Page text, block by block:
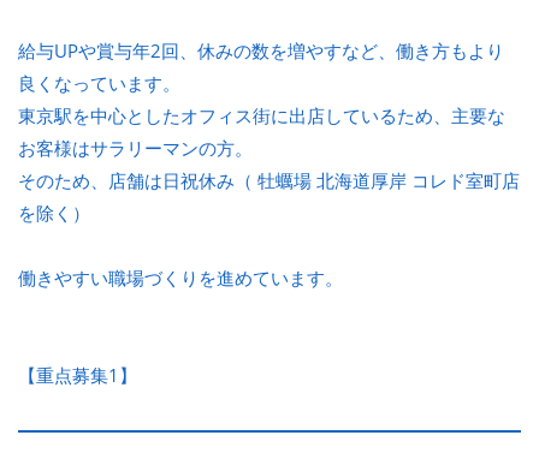
給与UPや賞与年2回、休みの数を増やすなど、働き方もより
良くなっています。
東京駅を中心としたオフィス街に出店しているため、主要な
お客様はサラリーマンの方。
そのため、店舗は日祝休み（ 牡蠣場 北海道厚岸 コレド室町店
を除く）
働きやすい職場づくりを進めています。
【重点募集1】